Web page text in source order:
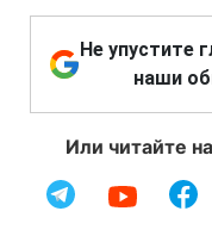
Не упустите
наши
Или читайте